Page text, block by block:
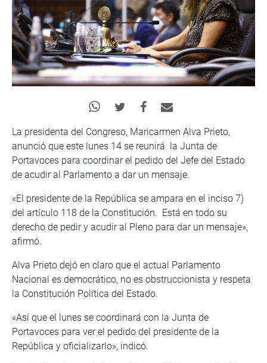
La presidenta del Congreso, Maricarmen Alva Prieto,
anunció que este lunes 14 se reunirá la Junta de
Portavoces para coordinar el pedido del Jefe del Estado
de acudir al Parlamento a dar un mensaje.
«El presidente de la República se ampara en el inciso 7)
del artículo 118 de la Constitución. Está en todo su
derecho de pedir y acudir al Pleno para dar un mensaje»,
afirmó.
Alva Prieto dejó en claro que el actual Parlamento
Nacional es democrático, no es obstruccionista y respeta
la Constitución Política del Estado.
«Así que el lunes se coordinará con la Junta de
Portavoces para ver el pedido del presidente de la
República y oficializarlo», indicó.